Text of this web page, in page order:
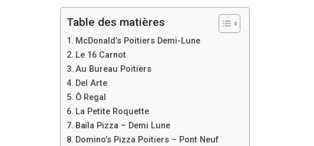
Table des matières
McDonald’s Poitiers Demi-Lune
Le 16 Carnot
Au Bureau Poitiers
Del Arte
Ô Regal
La Petite Roquette
Baïla Pizza – Demi Lune
Domino’s Pizza Poitiers – Pont Neuf
aussi bien que
possible lors
de votre visite.
fonctionnalités